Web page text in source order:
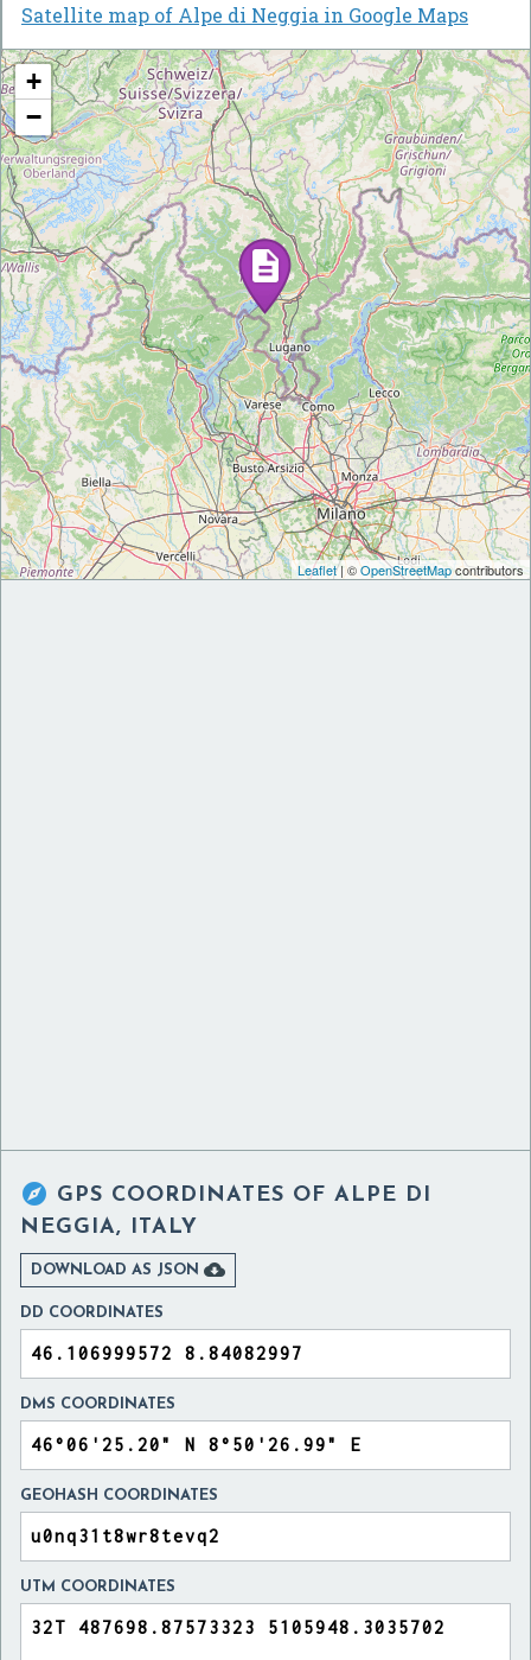
Satellite map of Alpe di Neggia in Google Maps
+
−
Leaflet| ©OpenStreetMapcontributors
 GPS COORDINATES OF ALPE DI
NEGGIA, ITALY
DOWNLOAD AS JSON 
DD COORDINATES
DMS COORDINATES
GEOHASH COORDINATES
UTM COORDINATES